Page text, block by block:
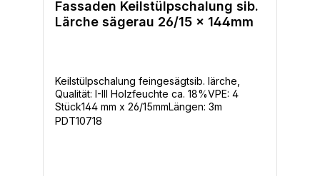
Fassaden Keilstülpschalung sib.
Lärche sägerau 26/15 x 144mm
Keilstülpschalung feingesägtsib. lärche,
Qualität: I-III Holzfeuchte ca. 18%VPE: 4
Stück144 mm x 26/15mmLängen: 3m
PDT10718